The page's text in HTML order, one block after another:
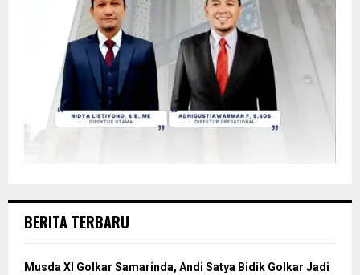
BERITA TERBARU
Musda XI Golkar Samarinda, Andi Satya Bidik Golkar Jadi